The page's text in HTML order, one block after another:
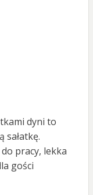
dyni to
sałatkę.
pracy, lekka
gości